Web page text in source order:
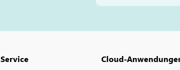
Service Cloud-